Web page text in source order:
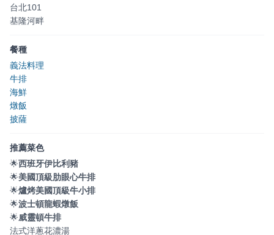
台北101
基隆河畔
餐種
義法料理
牛排
海鮮
燉飯
披薩
推薦菜色
🌟西班牙伊比利豬
🌟美國頂級肋眼心牛排
🌟爐烤美國頂級牛小排
🌟波士頓龍蝦燉飯
🌟威靈頓牛排
法式洋蔥花濃湯